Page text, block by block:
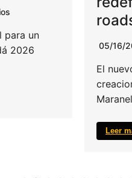
para un
2026
05/16/
El
Leer